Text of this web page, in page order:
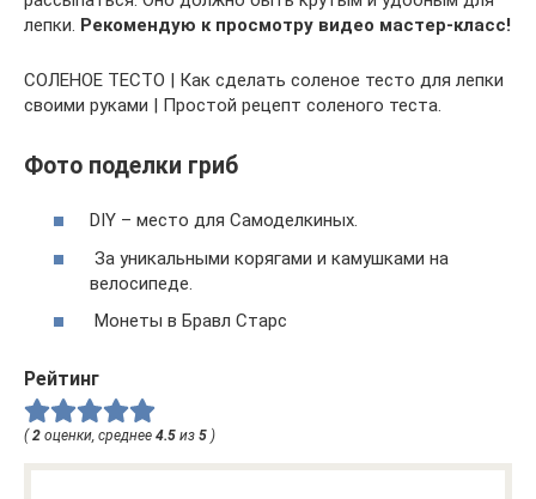
лепки. Рекомендую к просмотру видео мастер-класс!
СОЛЕНОЕ ТЕСТО | Как сделать соленое тесто для лепки
своими руками | Простой рецепт соленого теста.
Фото поделки гриб
DIY – место для Самоделкиных.
За уникальными корягами и камушками на
велосипеде.
Монеты в Бравл Старс
Рейтинг
( 2 оценки, среднее 4.5 из 5 )